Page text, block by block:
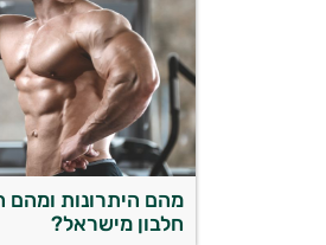
מהם היתרונות ומהם
חלבון מישראל?
יועץ בריאות אישי AI